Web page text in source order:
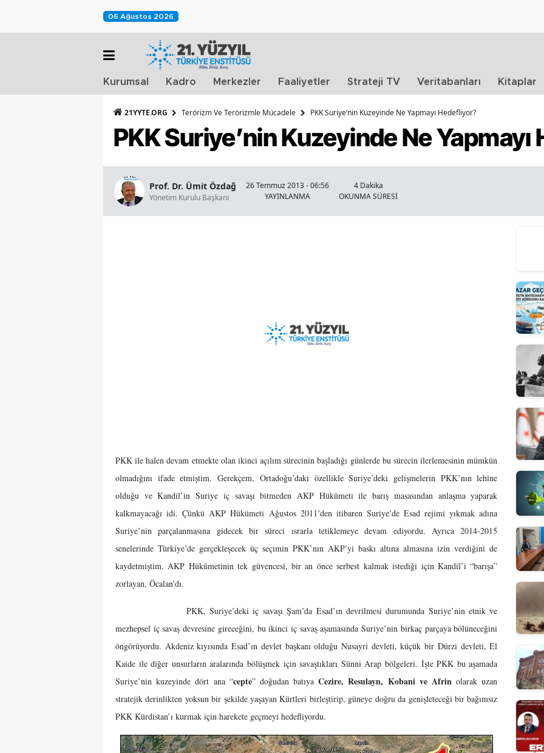
06 Ağustos 2026
Kurumsal Kadro Merkezler Faaliyetler Strateji TV Veritabanları Kitaplar
21YYTE.ORG Terörizm Ve Terörizmle Mücadele PKK Suriye’nin Kuzeyinde Ne Yapmayı Hedefliyor?
PKK Suriye’nin Kuzeyinde Ne
Prof. Dr. Ümit Özdağ
Yönetim Kurulu Başkanı
26 Temmuz 2013 - 06:56
YAYINLANMA
4 Dakika
OKUNMA SÜRESİ
PKK ile halen devam etmekte olan ikinci açılım sürecinin başladığı günlerde bu sürecin ilerlemesinin mümkün
olmadığını ifade etmiştim. Gerekçem, Ortadoğu’daki özellikle Suriye’deki gelişmelerin PKK’nın lehine
olduğu ve Kandil’in Suriye iç savaşı bitmeden AKP Hükümeti ile barış masasından anlaşma yaparak
kalkmayacağı idi. Çünkü AKP Hükümeti Ağustos 2011’den itibaren Suriye’de Esad rejimi yıkmak adına
Suriye’nin parçalanmasına gidecek bir süreci ısrarla tetiklemeye devam ediyordu. Ayrıca 2014-2015
senelerinde Türkiye’de gerçekleşecek üç seçimin PKK’nın AKP’yi baskı altına almasına izin verdiğini de
kaydetmiştim. AKP Hükümetinin tek güvencesi, bir an önce serbest kalmak istediği için Kandil’i “barışa”
zorlayan, Öcalan’dı.
PKK, Suriye’deki iç savaşı Şam’da Esad’ın devrilmesi durumunda Suriye’nin etnik ve
mezhepsel iç savaş devresine gireceğini, bu ikinci iç savaş aşamasında Suriye’nin birkaç parçaya bölüneceğini
öngörüyordu. Akdeniz kıyısında Esad’ın devlet başkanı olduğu Nusayri devleti, küçük bir Dürzi devleti, El
Kaide ile diğer unsurların aralarında bölüşmek için savaştıkları Sünni Arap bölgeleri. İşte PKK bu aşamada
Suriye’nin kuzeyinde dört ana “cepte” doğudan batıyaCezire, Resulayn, Kobani ve Afrinolarak uzan
stratejik derinlikten yoksun bir şekilde yaşayan Kürtleri birleştirip, güneye doğru da genişleteceği bir bağımsız
PKK Kürdistan’ı kurmak için harekete geçmeyi hedefliyordu.